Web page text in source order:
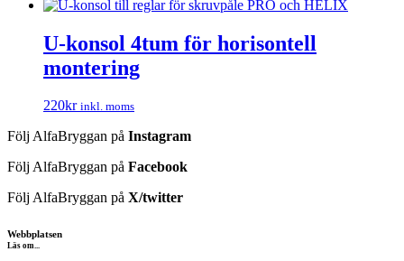
U-konsol 4tum för horisontell
montering
220kr inkl. moms
Följ AlfaBryggan på Instagram
Följ AlfaBryggan på Facebook
Följ AlfaBryggan på X/twitter
Webbplatsen
Läs om...